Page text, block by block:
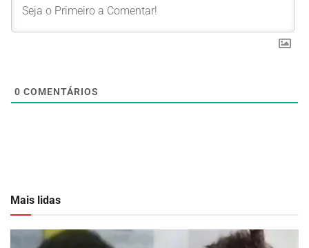
0 COMENTÁRIOS
Mais lidas